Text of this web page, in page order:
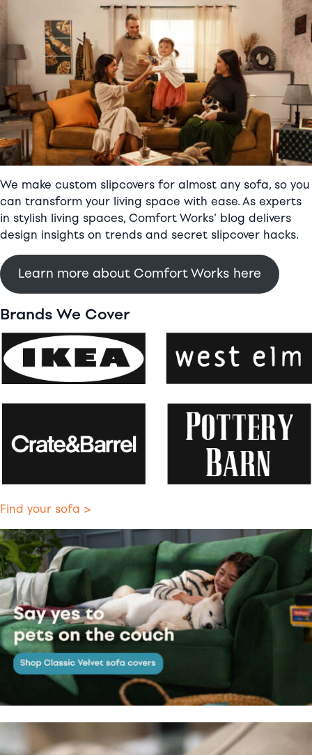
良
品
旧
ソ
フ
ァ
を
徹
底
解
析
-
究
極
We make custom slipcovers for almost any sofa, so you
can transform your living space with ease. As experts
in stylish living spaces, Comfort Works’ blog delivers
design insights on trends and secret slipcover hacks.
Learn more about Comfort Works here
Brands We Cover
Find your sofa >